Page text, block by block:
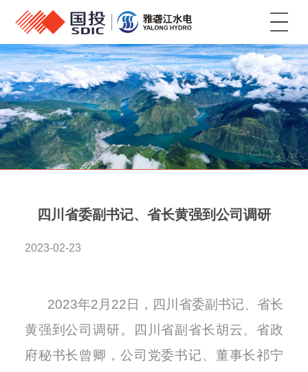
菜单
四川省委副书记、省长黄强到公司调研
2023-02-23
2023年2月22日，四川省委副书记、省长
黄强到公司调研。四川省副省长胡云、省政
府秘书长曾卿，公司党委书记、董事长祁宁